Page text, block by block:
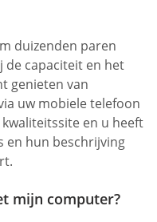
duizenden paren
de capaciteit en het
genieten van
uw mobiele telefoon
en u heeft
en hun beschrijving
mijn computer?